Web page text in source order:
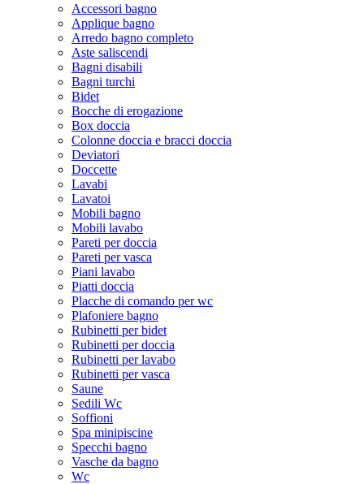
Accessori bagno
Applique bagno
Arredo bagno completo
Aste saliscendi
Bagni disabili
Bagni turchi
Bidet
Bocche di erogazione
Box doccia
Colonne doccia e bracci doccia
Deviatori
Doccette
Lavabi
Lavatoi
Mobili bagno
Mobili lavabo
Pareti per doccia
Pareti per vasca
Piani lavabo
Piatti doccia
Placche di comando per wc
Plafoniere bagno
Rubinetti per bidet
Rubinetti per doccia
Rubinetti per lavabo
Rubinetti per vasca
Saune
Sedili Wc
Soffioni
Spa minipiscine
Specchi bagno
Vasche da bagno
Wc